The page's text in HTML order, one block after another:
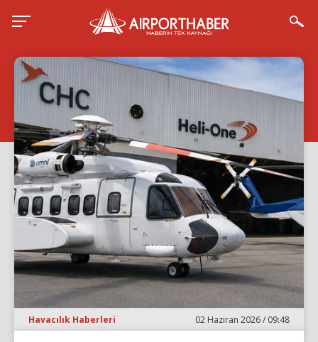
Havacılık Haberleri 02 Haziran 2026 / 09:48